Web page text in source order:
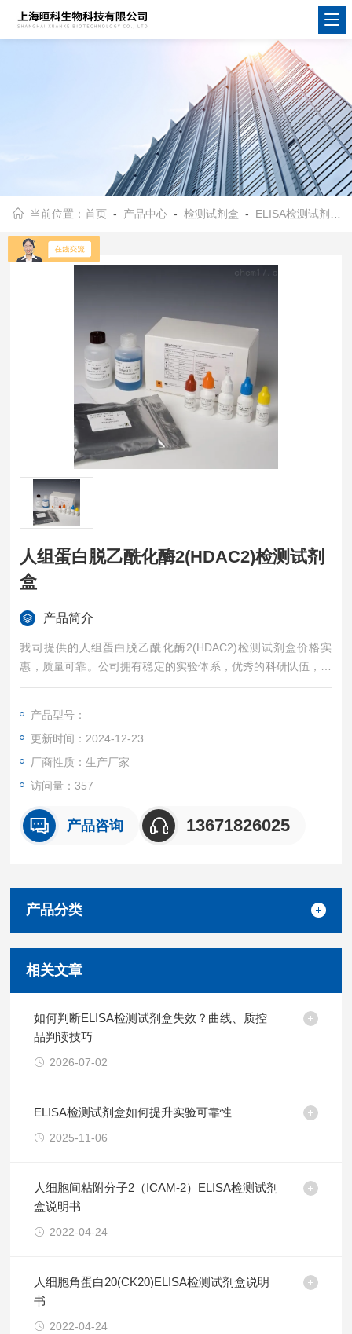
当前位置：首页 - 产品中心 -检测试剂盒 - ELISA检测试剂盒
人组蛋白脱乙酰化酶2(HDAC2)检测试剂
盒
产品简介
我司提供的人组蛋白脱乙酰化酶2(HDAC2)检测试剂盒价格实
惠，质量可靠。公司拥有稳定的实验体系，优秀的科研队伍，准
确的实验结果，是您值得信赖的合作伙伴，凡购买我司的试剂盒
产品型号：
更新时间：2024-12-23
厂商性质：生产厂家
访问量：357
产品咨询 13671826025
产品分类
相关文章
如何判断ELISA检测试剂盒失效？曲线、质控
品判读技巧
2026-07-02
ELISA检测试剂盒如何提升实验可靠性
2025-11-06
人细胞间粘附分子2（ICAM-2）ELISA检测试剂
盒说明书
2022-04-24
人细胞角蛋白20(CK20)ELISA检测试剂盒说明
书
2022-04-24